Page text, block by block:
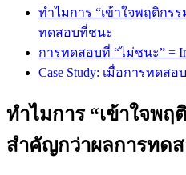
ทำไมการ “เข้าใจพฤติกร
ทดสอบที่ชนะ
การทดสอบที่ “ไม่ชนะ” =
Case Study: เมื่อการทดส
ทำไมการ “เข้าใจพฤ
สำคัญกว่าผลการทด